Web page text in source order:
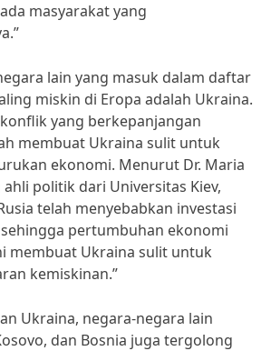
masyarakat yang
lain yang masuk dalam daftar
miskin di Eropa adalah Ukraina.
yang berkepanjangan
membuat Ukraina sulit untuk
ekonomi. Menurut Dr. Maria
politik dari Universitas Kiev,
telah menyebabkan investasi
pertumbuhan ekonomi
membuat Ukraina sulit untuk
kemiskinan.”
Ukraina, negara-negara lain
dan Bosnia juga tergolong